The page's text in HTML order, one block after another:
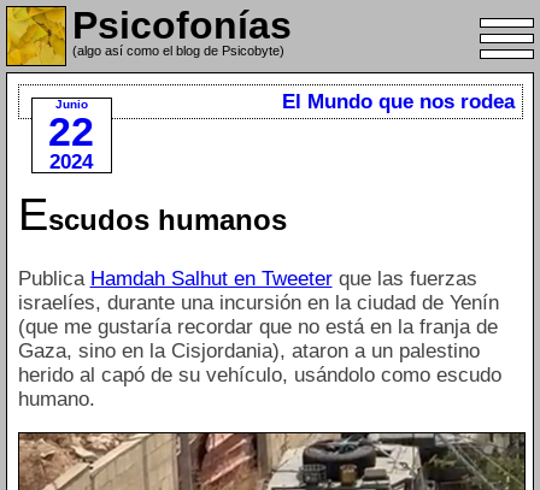
Psicofonías
(algo así como el blog de Psicobyte)
Junio
22
2024
El Mundo que nos rodea
Escudos humanos
Publica Hamdah Salhut en Tweeterque las fuerzas
israelíes, durante una incursión en la ciudad de Yenín
(que me gustaría recordar que no está en la franja de
Gaza, sino en la Cisjordania), ataron a un palestino
herido al capó de su vehículo, usándolo como escudo
humano.